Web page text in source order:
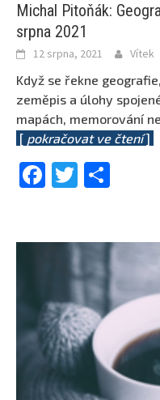
Michal Pitoňák:
srpna 2021
12 srpna, 2021 Vítek
Když se řekne
zeměpis a úlohy
mapách, memorování
[ pokračovat ve čtení]
Facebook
Twitter